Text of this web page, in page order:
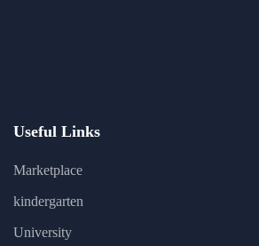
Useful Links
Marketplace
kindergarten
University